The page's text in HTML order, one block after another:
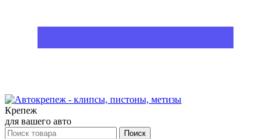
Крепеж
для вашего авто
Поиск